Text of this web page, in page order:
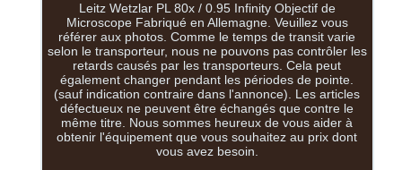
Leitz Wetzlar PL 80x / 0.95 Infinity Objectif de
Microscope Fabriqué en Allemagne. Veuillez vous
référer aux photos. Comme le temps de transit varie
selon le transporteur, nous ne pouvons pas contrôler les
retards causés par les transporteurs. Cela peut
également changer pendant les périodes de pointe.
(sauf indication contraire dans l'annonce). Les articles
défectueux ne peuvent être échangés que contre le
même titre. Nous sommes heureux de vous aider à
obtenir l'équipement que vous souhaitez au prix dont
vous avez besoin.